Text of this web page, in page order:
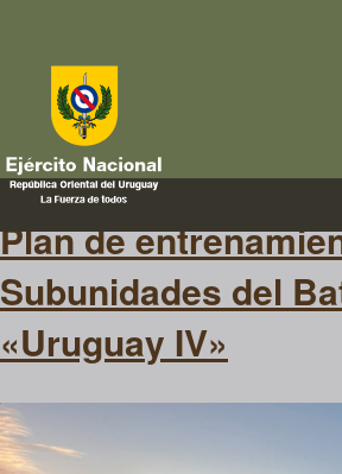
Subunidades
Plan de
Subunidades del
«Uruguay IV»